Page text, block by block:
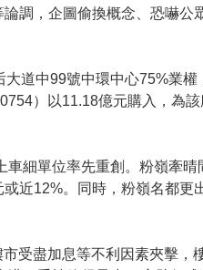
調，企圖偷換概念、恐嚇公
道中99號中環中心75%業權
）以11.18億元購入，為
車細單位率先重創。粉嶺牽晴
近12%。同時，粉嶺名都更
受盡加息等不利因素夾擊，